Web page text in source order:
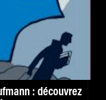
: découvrez